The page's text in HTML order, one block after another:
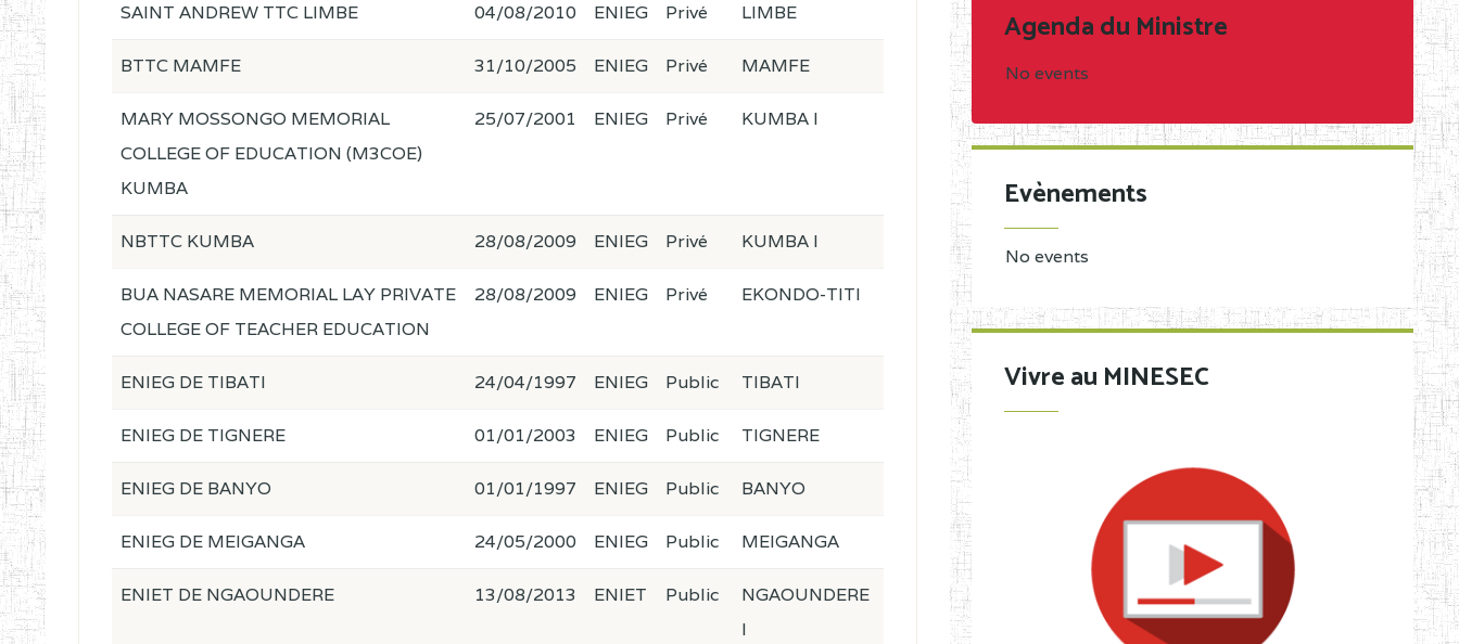
SAINT ANDREW TTC LIMBE 04/08/2010 ENIEG Privé LIMBE
BTTC MAMFE 31/10/2005 ENIEG Privé MAMFE
MARY MOSSONGO MEMORIAL
COLLEGE OF EDUCATION (M3COE)
KUMBA
25/07/2001 ENIEG Privé KUMBA I
NBTTC KUMBA 28/08/2009 ENIEG Privé KUMBA I
BUA NASARE MEMORIAL LAY PRIVATE
COLLEGE OF TEACHER EDUCATION
28/08/2009 ENIEG Privé EKONDO-TITI
ENIEG DE TIBATI 24/04/1997 ENIEG Public TIBATI
ENIEG DE TIGNERE 01/01/2003 ENIEG Public TIGNERE
ENIEG DE BANYO 01/01/1997 ENIEG Public BANYO
ENIEG DE MEIGANGA 24/05/2000 ENIEG Public MEIGANGA
ENIET DE NGAOUNDERE 13/08/2013 ENIET Public
NGAOUNDERE
I
Agenda du Ministre
No events
Evènements
No events
Vivre au MINESEC